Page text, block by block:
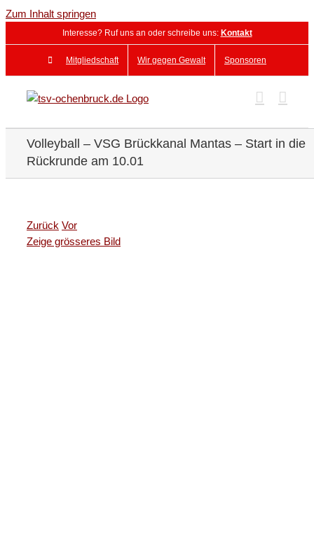
Zum Inhalt springen
Interesse? Ruf uns an oder schreibe uns: Kontakt
Mitgliedschaft Wir gegen Gewalt Sponsoren
Volleyball – VSG Brückkanal Mantas – Start in die
Rückrunde am 10.01
Zurück Vor
Zeige grösseres Bild